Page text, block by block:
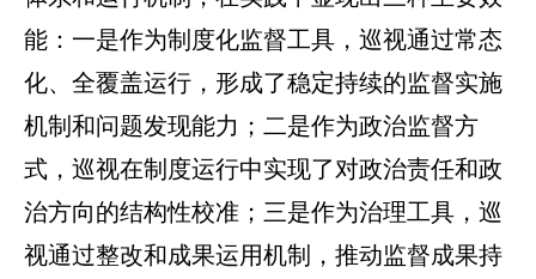
能：一是作为制度化监督工具，巡视通过常态
化、全覆盖运行，形成了稳定持续的监督实施
机制和问题发现能力；二是作为政治监督方
式，巡视在制度运行中实现了对政治责任和政
治方向的结构性校准；三是作为治理工具，巡
视通过整改和成果运用机制，推动监督成果持